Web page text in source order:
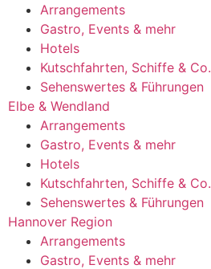
Arrangements
Gastro, Events & mehr
Hotels
Kutschfahrten, Schiffe & Co.
Sehenswertes & Führungen
Elbe & Wendland
Arrangements
Gastro, Events & mehr
Hotels
Kutschfahrten, Schiffe & Co.
Sehenswertes & Führungen
Hannover Region
Arrangements
Gastro, Events & mehr